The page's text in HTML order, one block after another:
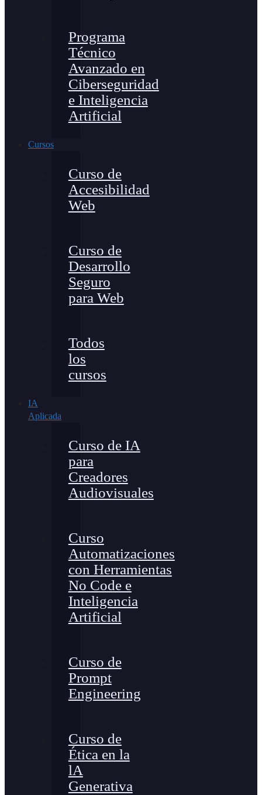
Programa
Técnico
Avanzado en
Ciberseguridad
e Inteligencia
Artificial
Cursos
Curso de
Accesibilidad
Web
Curso de
Desarrollo
Seguro
para Web
Todos
los
cursos
IA
Aplicada
Curso de IA
para
Creadores
Audiovisuales
Curso
Automatizaciones
con Herramientas
No Code e
Inteligencia
Artificial
Curso de
Prompt
Engineering
Curso de
Ética en la
lA
Generativa